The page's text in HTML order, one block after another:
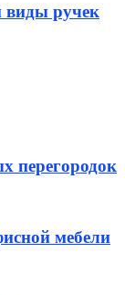
виды ручек
перегородок
мебели